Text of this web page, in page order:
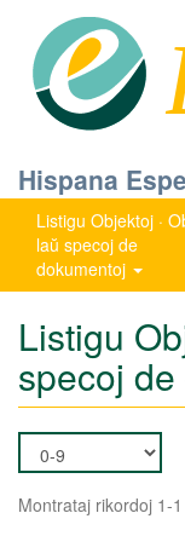
Hispana
Listigu Objektoj ·
laŭ specoj de
dokumentoj
Listigu
specoj
Montrataj rikordoj 1-1